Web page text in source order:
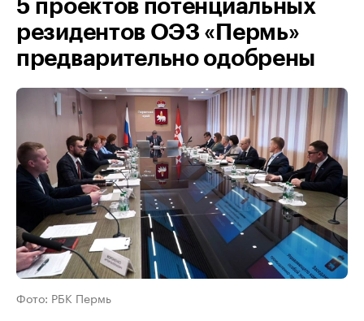
5 проектов потенциальных
резидентов ОЭЗ «Пермь»
предварительно одобрены
Фото: РБК Пермь